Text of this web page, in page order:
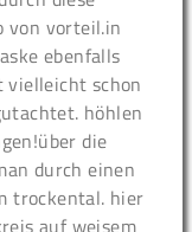
von vorteil.in
ebenfalls
vielleicht schon
höhlen
die
durch einen
trockental. hier